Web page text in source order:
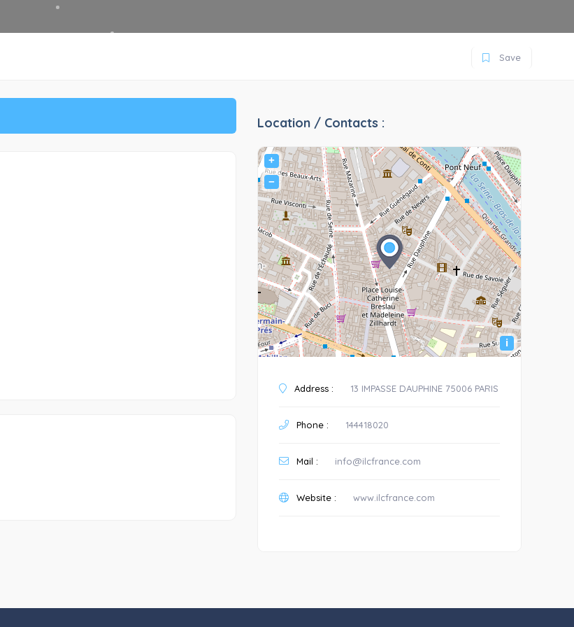
Save
Location / Contacts :
+
−
i
Address : 13 IMPASSE DAUPHINE 75006 PARIS
Phone : 144418020
Mail : info@ilcfrance.com
Website : www.ilcfrance.com